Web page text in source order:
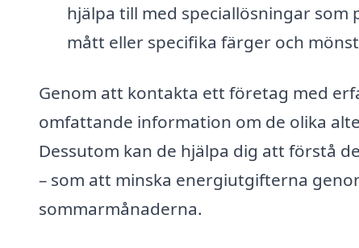
hjälpa till med speciallösningar som
mått eller specifika färger och
Genom att kontakta ett företag med
omfattande information om de olika
Dessutom kan de hjälpa dig att förstå
– som att minska energiutgifterna
sommarmånaderna.